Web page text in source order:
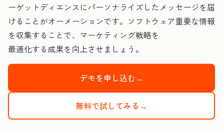
ーゲットディエンスにパーソナライズしたメッセージを届
けることがオーメーションです。ソフトウェア重要な情報
を収集することで、マーケティング戦略を
最適化する成果を向上させましょう。
デモを申し込む→
無料で試してみる→